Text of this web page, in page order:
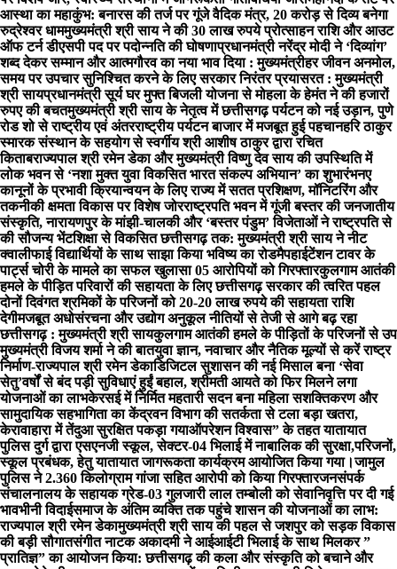
आस्था का महाकुंभ: बनारस की तर्ज पर गूंजे वैदिक मंत्र, 20 करोड़ से दिव्य बनेगा
रुद्रेश्वर धाममुख्यमंत्री श्री साय ने की 30 लाख रुपये प्रोत्साहन राशि और आउट
ऑफ टर्न डीएसपी पद पर पदोन्नति की घोषणाप्रधानमंत्री नरेंद्र मोदी ने ‘दिव्यांग’
शब्द देकर सम्मान और आत्मगौरव का नया भाव दिया : मुख्यमंत्रीहर जीवन अनमोल,
समय पर उपचार सुनिश्चित करने के लिए सरकार निरंतर प्रयासरत : मुख्यमंत्री
श्री सायप्रधानमंत्री सूर्य घर मुफ्त बिजली योजना से मोहला के हेमंत ने की हजारों
रुपए की बचतमुख्यमंत्री श्री साय के नेतृत्व में छत्तीसगढ़ पर्यटन को नई उड़ान, पुणे
रोड शो से राष्ट्रीय एवं अंतरराष्ट्रीय पर्यटन बाजार में मजबूत हुई पहचानहरि ठाकुर
स्मारक संस्थान के सहयोग से स्वर्गीय श्री आशीष ठाकुर द्वारा रचित
किताबराज्यपाल श्री रमेन डेका और मुख्यमंत्री विष्णु देव साय की उपस्थिति में
लोक भवन से ‘नशा मुक्त युवा विकसित भारत संकल्प अभियान’ का शुभारंभनए
कानूनों के प्रभावी क्रियान्वयन के लिए राज्य में सतत प्रशिक्षण, मॉनिटरिंग और
तकनीकी क्षमता विकास पर विशेष जोरराष्ट्रपति भवन में गूंजी बस्तर की जनजातीय
संस्कृति, नारायणपुर के मांझी-चालकी और ‘बस्तर पंडुम’ विजेताओं ने राष्ट्रपति से
की सौजन्य भेंटशिक्षा से विकसित छत्तीसगढ़ तक: मुख्यमंत्री श्री साय ने नीट
क्वालीफाई विद्यार्थियों के साथ साझा किया भविष्य का रोडमैपहाईटेंशन टावर के
पार्ट्स चोरी के मामले का सफल खुलासा 05 आरोपियों को गिरफ्तारकुलगाम आतंकी
हमले के पीड़ित परिवारों की सहायता के लिए छत्तीसगढ़ सरकार की त्वरित पहल
दोनों दिवंगत श्रमिकों के परिजनों को 20-20 लाख रुपये की सहायता राशि
देगीमजबूत अधोसंरचना और उद्योग अनुकूल नीतियों से तेजी से आगे बढ़ रहा
छत्तीसगढ़ : मुख्यमंत्री श्री सायकुलगाम आतंकी हमले के पीड़ितों के परिजनों से उप
मुख्यमंत्री विजय शर्मा ने की बातयुवा ज्ञान, नवाचार और नैतिक मूल्यों से करें राष्ट्र
निर्माण-राज्यपाल श्री रमेन डेका​डिजिटल सुशासन की नई मिसाल बना ‘सेवा
सेतु’वर्षों से बंद पड़ी सुविधाएं हुईं बहाल, श्रीमती आयते को फिर मिलने लगा
योजनाओं का लाभकेरसई में निर्मित महतारी सदन बना महिला सशक्तिकरण और
सामुदायिक सहभागिता का केंद्रवन विभाग की सतर्कता से टला बड़ा खतरा,
केरावाहारा में तेंदुआ सुरक्षित पकड़ा गयाऑपरेशन विश्वास” के तहत यातायात
पुलिस दुर्ग द्वारा एसएनजी स्कूल, सेक्टर-04 भिलाई में नाबालिक की सुरक्षा,परिजनों,
स्कूल प्रबंधक, हेतु यातायात जागरूकता कार्यक्रम आयोजित किया गया।जामुल
पुलिस ने 2.360 किलोग्राम गांजा सहित आरोपी को किया गिरफ्तारजनसंपर्क
संचालनालय के सहायक ग्रेड-03 गुलजारी लाल तम्बोली को सेवानिवृत्ति पर दी गई
भावभीनी विदाईसमाज के अंतिम व्यक्ति तक पहुंचे शासन की योजनाओं का लाभ:
राज्यपाल श्री रमेन डेकामुख्यमंत्री श्री साय की पहल से जशपुर को सड़क विकास
की बड़ी सौगातसंगीत नाटक अकादमी ने आईआईटी भिलाई के साथ मिलकर ”
प्रातिज्ञ” का आयोजन किया: छत्तीसगढ़ की कला और संस्कृति को बचाने और